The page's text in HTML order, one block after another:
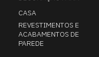
CASA
REVESTIMENTOS E
ACABAMENTOS DE
PAREDE